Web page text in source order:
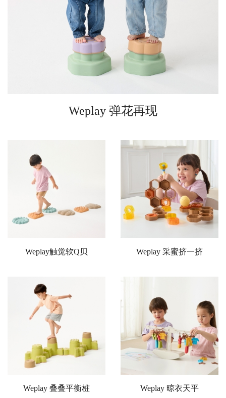
Weplay 弹花再现
Weplay触觉软Q贝 Weplay 采蜜挤一挤
Weplay 叠叠平衡桩 Weplay 晾衣天平